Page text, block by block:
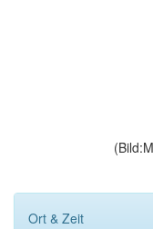
Ort & Zeit